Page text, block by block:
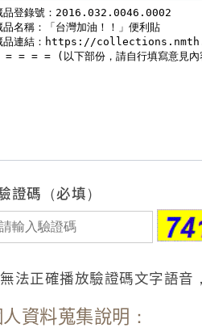
證碼（必填）
法正確播放驗證碼文字語音
資料蒐集說明：